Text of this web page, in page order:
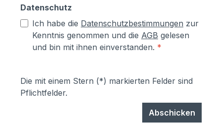
Datenschutz
Ich habe die Datenschutzbestimmungen zur
Kenntnis genommen und die AGB gelesen
und bin mit ihnen einverstanden. *
Die mit einem Stern (*) markierten Felder sind
Pflichtfelder.
Abschicken